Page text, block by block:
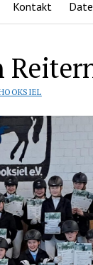
Kontakt